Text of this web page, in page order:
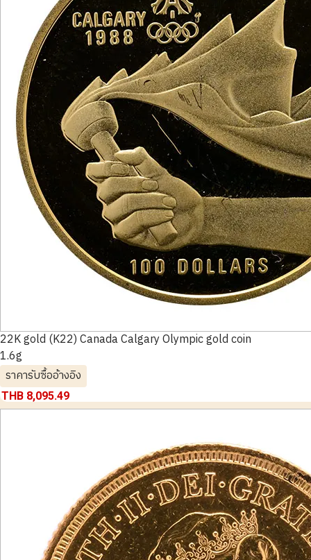
22K gold (K22) Canada Calgary Olympic gold coin
1.6g
ราคารับซื้ออ้างอิง
THB 8,095.49